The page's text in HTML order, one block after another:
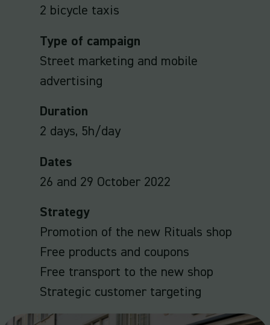
2 bicycle taxis
Type of campaign
Street marketing and mobile
advertising
Duration
2 days, 5h/day
Dates
26 and 29 October 2022
Strategy
Promotion of the new Rituals shop
Free products and coupons
Free transport to the new shop
Strategic customer targeting